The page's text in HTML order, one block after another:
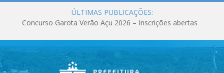
ÚLTIMAS PUBLICAÇÕES:
Concurso Garota Verão Açu 2026 – Inscrições abertas